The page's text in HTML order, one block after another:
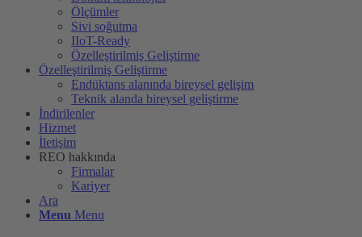
Ölçümler
Sivi soğutma
IIoT-Ready
Özelleştirilmiş Geliştirme
Özelleştirilmiş Geliştirme
Endüktans alanında bireysel gelişim
Teknik alanda bireysel geliştirme
İndirilenler
Hizmet
İletişim
REO hakkında
Firmalar
Kariyer
Ara
Menu Menu